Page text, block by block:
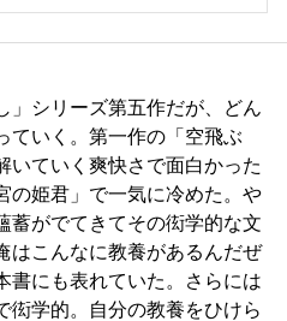
」シリーズ第五作だが、どん
ていく。第一作の「空飛ぶ
いていく爽快さで面白かった
の姫君」で一気に冷めた。や
蓄がでてきてその衒学的な文
はこんなに教養があるんだぜ
書にも表れていた。さらには
衒学的。自分の教養をひけら